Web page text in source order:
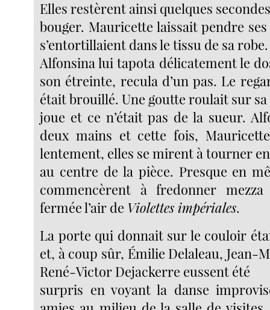
Elles restèrent ainsi quelques
bouger. Mauricette laissait pendre
s’entortillaient dans le tissu de sa robe.
Alfonsina lui tapota délicatement le
son étreinte, recula d’un pas. Le
était brouillé. Une goutte roulait sur sa
joue et ce n’était pas de la sueur.
deux mains et cette fois,
lentement, elles se mirent à tourner
au centre de la pièce. Presque en
commencèrent à fredonner
fermée l’air de Violettes impériales.
La porte qui donnait sur le couloir
et, à coup sûr, Émilie Delaleau, Jean-
René-Victor Dejackerre eussent été
surpris en voyant la danse